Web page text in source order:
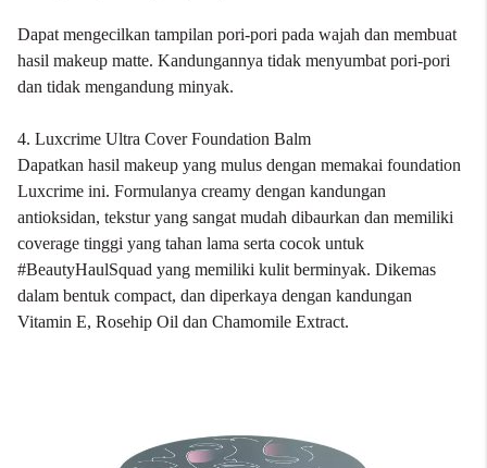
Dapat mengecilkan tampilan pori-pori pada wajah dan membuat
hasil makeup matte. Kandungannya tidak menyumbat pori-pori
dan tidak mengandung minyak.
4. Luxcrime Ultra Cover Foundation Balm
Dapatkan hasil makeup yang mulus dengan memakai foundation
Luxcrime ini. Formulanya creamy dengan kandungan
antioksidan, tekstur yang sangat mudah dibaurkan dan memiliki
coverage tinggi yang tahan lama serta cocok untuk
#BeautyHaulSquad yang memiliki kulit berminyak. Dikemas
dalam bentuk compact, dan diperkaya dengan kandungan
Vitamin E, Rosehip Oil dan Chamomile Extract.